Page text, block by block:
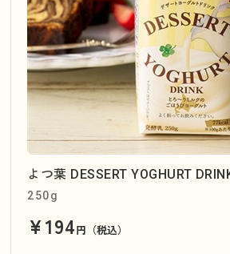
よつ葉 DESSERT YOGHURT
250g
¥194円（税込）